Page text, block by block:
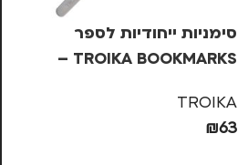
סימניות ייחודיות לספר
TROIKA BOOKMARKS –
TROIKA
₪63